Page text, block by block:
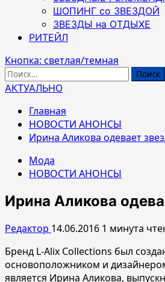
ШОПИНГ со ЗВЕЗДОЙ
ЗВЕЗДЫ на ОТДЫХЕ
РИТЕЙЛ
Кнопка: светлая/темная
Найти:
АКТУАЛЬНО
Главная
НОВОСТИ АНОНСЫ
Ирина Аликова одевает
Мода
НОВОСТИ АНОНСЫ
Ирина Аликова
Редактор 14.06.2016 1 минута
Бренд L-Alix Collections был
основоположником и
является Ирина Аликова,